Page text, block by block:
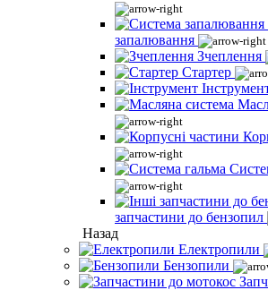
запалювання
Зчеплення
Стартер
запчастини до бензопил
Назад
Електропили
Бензопили